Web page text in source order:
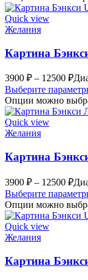
Quick view
Желания
Картина
3900 ₽ – 12500 ₽
Выберите
Опции можно
Quick view
Желания
Картина
3900 ₽ – 12500 ₽
Выберите
Опции можно
Quick view
Желания
Картина